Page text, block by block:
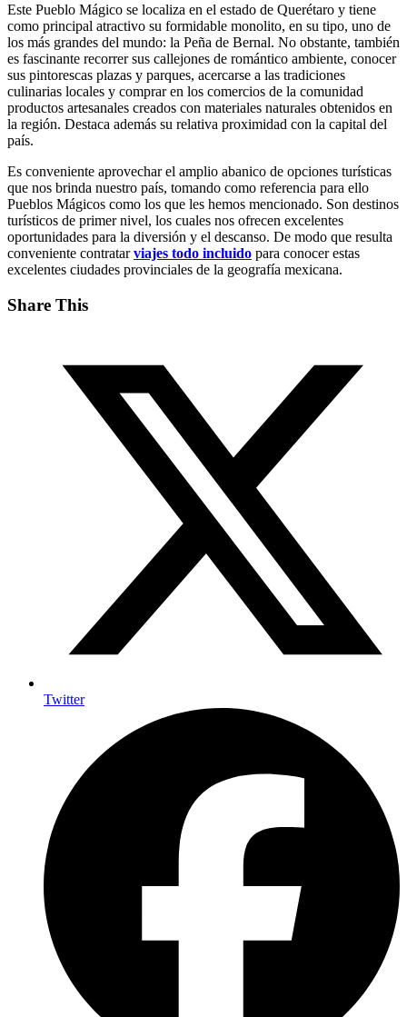
Este Pueblo Mágico se localiza en el estado de Querétaro y tiene
como principal atractivo su formidable monolito, en su tipo, uno de
los más grandes del mundo: la Peña de Bernal. No obstante, también
es fascinante recorrer sus callejones de romántico ambiente, conocer
sus pintorescas plazas y parques, acercarse a las tradiciones
culinarias locales y comprar en los comercios de la comunidad
productos artesanales creados con materiales naturales obtenidos en
la región. Destaca además su relativa proximidad con la capital del
país.
Es conveniente aprovechar el amplio abanico de opciones turísticas
que nos brinda nuestro país, tomando como referencia para ello
Pueblos Mágicos como los que les hemos mencionado. Son destinos
turísticos de primer nivel, los cuales nos ofrecen excelentes
oportunidades para la diversión y el descanso. De modo que resulta
conveniente contratarviajes todo incluido para conocer estas
excelentes ciudades provinciales de la geografía mexicana.
Share This
Twitter